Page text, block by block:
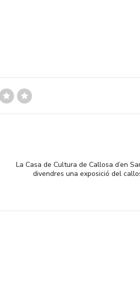
La Casa de Cultura de Callosa d’en
divendres una exposició del